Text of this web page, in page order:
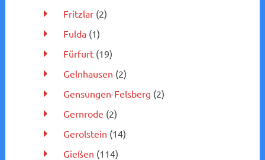
Fritzlar(2)
Fulda(1)
Fürfurt(19)
Gelnhausen (2)
Gensungen-Felsberg (2)
Gernrode (2)
Gerolstein (14)
Gießen (114)